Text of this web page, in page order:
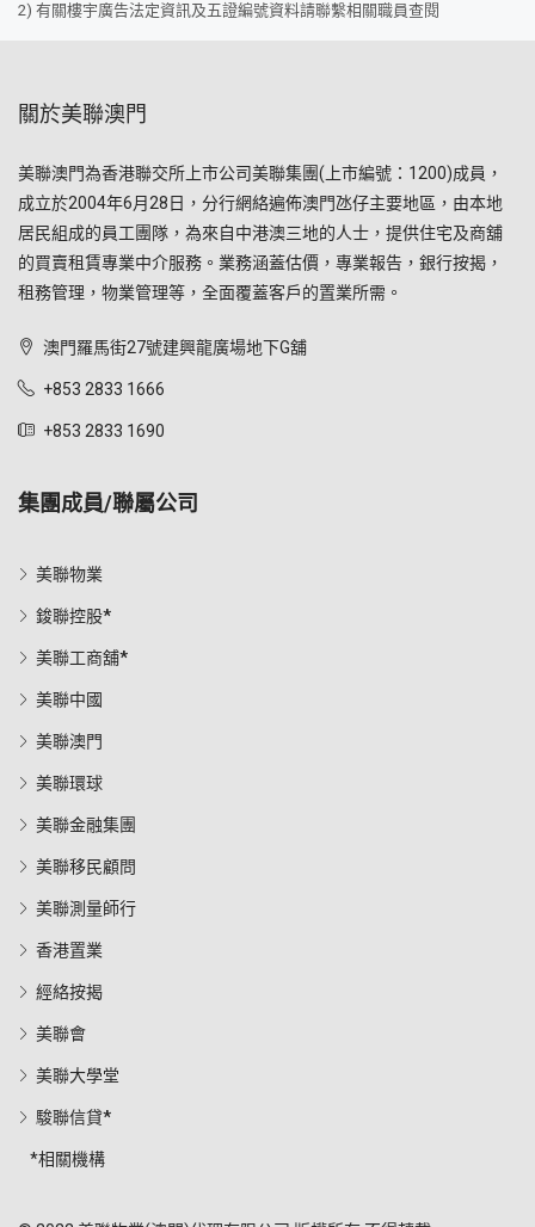
2) 有關樓宇廣告法定資訊及五證編號資料請聯繫相關職員查閱
關於美聯澳門
美聯澳門為香港聯交所上市公司美聯集團(上市編號：1200)成員，
成立於2004年6月28日，分行網絡遍佈澳門氹仔主要地區，由本地
居民組成的員工團隊，為來自中港澳三地的人士，提供住宅及商舖
的買賣租賃專業中介服務。業務涵蓋估價，專業報告，銀行按揭，
租務管理，物業管理等，全面覆蓋客戶的置業所需。
澳門羅馬街27號建興龍廣場地下G舖
+853 2833 1666
+853 2833 1690
集團成員/聯屬公司
美聯物業
鋑聯控股*
美聯工商舖*
美聯中國
美聯澳門
美聯環球
美聯金融集團
美聯移民顧問
美聯測量師行
香港置業
經絡按揭
美聯會
美聯大學堂
駿聯信貸*
*相關機構